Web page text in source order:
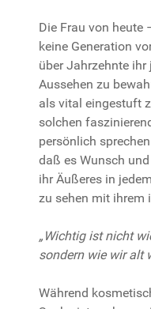
Die Frau von heute
keine Generation
über Jahrzehnte
Aussehen zu
als vital eingestuft
solchen
persönlich
daß es Wunsch
ihr Äußeres in
zu sehen mit ihrem
„Wichtig ist nicht
sondern wie wir alt
Während